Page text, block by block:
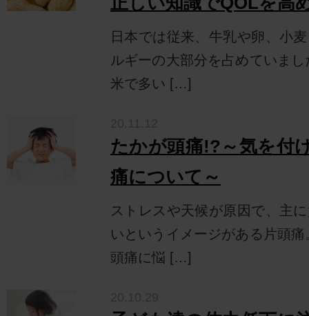
日本では従来、牛乳や卵、小
ルギーの大部分を占めていま
米で多い […]
たかが頭痛!?～気を付
痛について～
ストレスや天候が原因で、主
いというイメージがある片頭
頭痛に悩 […]